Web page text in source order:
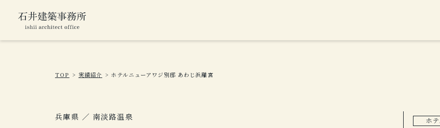
TOP 実績紹介 ホテルニューアワジ別邸 あわじ浜離宮
兵庫県 ／ 南淡路温泉
ホ